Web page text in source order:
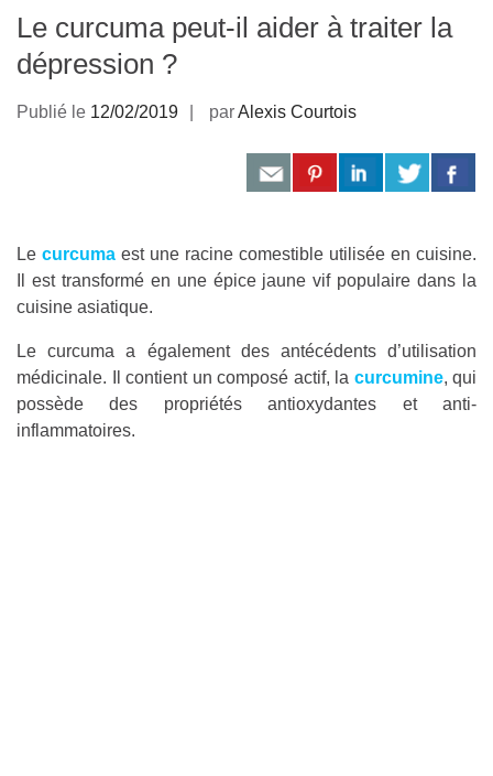
Le curcuma peut-il aider à traiter la
dépression ?
Publié le 12/02/2019 parAlexis Courtois
Le curcuma est une racine comestible utilisée en cuisine.
Il est transformé en une épice jaune vif populaire dans la
cuisine asiatique.
Le curcuma a également des antécédents d’utilisation
médicinale. Il contient un composé actif, la curcumine, qui
possède des propriétés antioxydantes et anti-
inflammatoires.